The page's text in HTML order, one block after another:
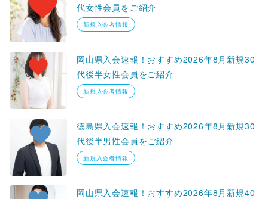
代女性会員をご紹介
新規入会者情報
岡山県入会速報！おすすめ2026年8月新規30
代後半女性会員をご紹介
新規入会者情報
徳島県入会速報！おすすめ2026年8月新規30
代後半男性会員をご紹介
新規入会者情報
岡山県入会速報！おすすめ2026年8月新規40